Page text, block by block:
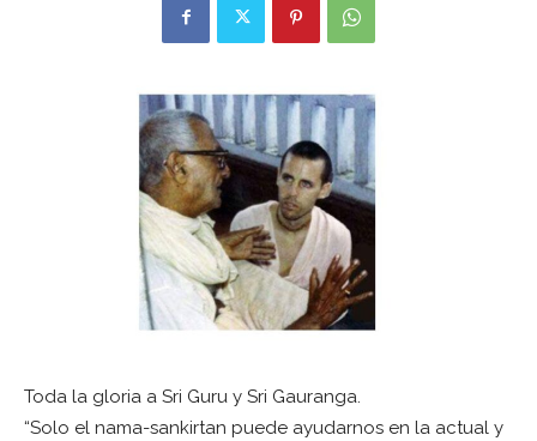
Toda la gloria a Sri Guru y Sri Gauranga.
“Solo el nama-sankirtan puede ayudarnos en la actual y